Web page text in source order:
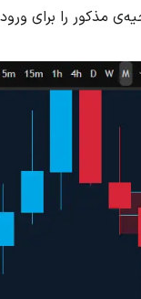
مذکور را برای